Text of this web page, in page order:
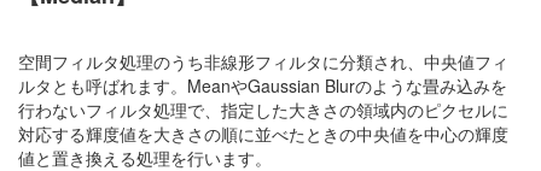
空間フィルタ処理のうち非線形フィルタに分類され、中央値フィ
ルタとも呼ばれます。MeanやGaussian Blurのような畳み込みを
行わないフィルタ処理で、指定した大きさの領域内のピクセルに
対応する輝度値を大きさの順に並べたときの中央値を中心の輝度
値と置き換える処理を行います。